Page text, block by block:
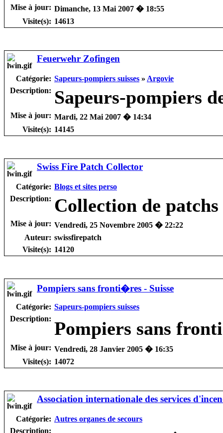
Mise à jour: Dimanche, 13 Mai 2007 � 18:55
Visite(s): 14613
Feuerwehr Zofingen
Catégorie: Sapeurs-pompiers suisses » Argovie
Description: Sapeurs-pompiers
Mise à jour: Mardi, 22 Mai 2007 � 14:34
Visite(s): 14145
Swiss Fire Patch Collector
Catégorie: Blogs et sites perso
Description: Collection de
Mise à jour: Vendredi, 25 Novembre 2005 � 22:22
Auteur: swissfirepatch
Visite(s): 14120
Pompiers sans fronti�res - Suisse
Catégorie: Sapeurs-pompiers suisses
Description: Pompiers sans
Mise à jour: Vendredi, 28 Janvier 2005 � 16:35
Visite(s): 14072
Association internationale des services
Catégorie: Autres organes de secours
Description: